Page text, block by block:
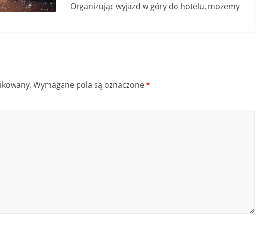
Organizując wyjazd w góry do hotelu, możemy
Wymagane pola są oznaczone*